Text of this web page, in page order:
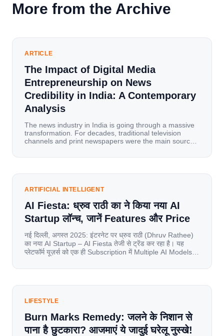
More from the Archive
ARTICLE
The Impact of Digital Media
Entrepreneurship on News
Credibility in India: A Contemporary
Analysis
The news industry in India is going through a massive
transformation. For decades, traditional television
channels and print newspapers were the main sources
mobile data, affordable smartphones, and high-speed
has become a mobile-first market where consumers
ARTIFICIAL INTELLIGENT
AI Fiesta: ध्रुव राठी का ने किया नया AI
Startup लॉन्च, जानें Features और Price
नई दिल्ली, अगस्त 2025: इंटरनेट पर ध्रुव राठी (Dhruv Rathee)
का नया AI Startup – AI Fiesta तेजी से ट्रेंड कर रहा है। यह
प्लेटफॉर्म यूज़र्स को एक ही Subscription में Multiple AI Models
यूज़र्स का जबरदस्त रिस्पॉन्स लॉन्च के तुरंत […]
LIFESTYLE
Burn Marks Remedy: जलने के निशान से
पाना है छुटकारा? आजमाएं ये जादुई घरेलू नुस्खे!